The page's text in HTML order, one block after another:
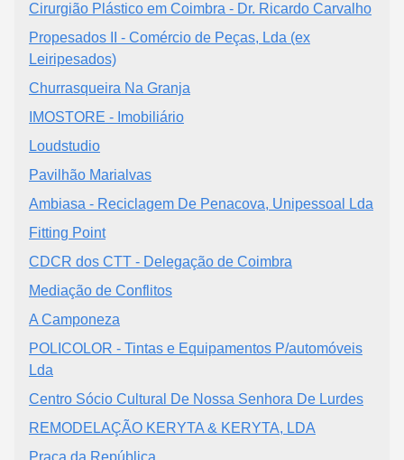
Cirurgião Plástico em Coimbra - Dr. Ricardo Carvalho
Propesados II - Comércio de Peças, Lda (ex
Leiripesados)
Churrasqueira Na Granja
IMOSTORE - Imobiliário
Loudstudio
Pavilhão Marialvas
Ambiasa - Reciclagem De Penacova, Unipessoal Lda
Fitting Point
CDCR dos CTT - Delegação de Coimbra
Mediação de Conflitos
A Camponeza
POLICOLOR - Tintas e Equipamentos P/automóveis
Lda
Centro Sócio Cultural De Nossa Senhora De Lurdes
REMODELAÇÃO KERYTA & KERYTA, LDA